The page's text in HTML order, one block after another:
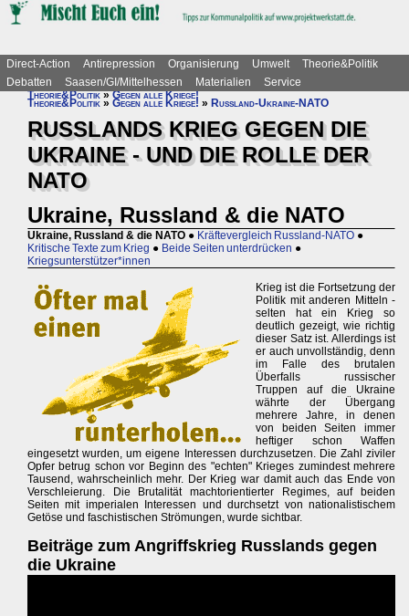
Direct-Action Antirepression Organisierung Umwelt
Theorie&Politik
Debatten
Saasen/GI/Mittelhessen Materialien
Service
Theorie&Politik»Gegen alle Kriege!
Theorie&Politik » Gegen alle Kriege! » Russland-Ukraine-NATO
RUSSLANDS KRIEG GEGEN DIE
UKRAINE - UND DIE ROLLE DER
NATO
Ukraine, Russland & die NATO
Ukraine, Russland & die NATO ● Kräftevergleich Russland-NATO ●
Kritische Texte zum Krieg ● Beide Seiten unterdrücken ●
Kriegsunterstützer*innen
Krieg ist die Fortsetzung der
Politik mit anderen Mitteln -
selten hat ein Krieg so
deutlich gezeigt, wie richtig
dieser Satz ist. Allerdings ist
er auch unvollständig, denn
im Falle des brutalen
Überfalls russischer
Truppen auf die Ukraine
währte der Übergang
mehrere Jahre, in denen
von beiden Seiten immer
heftiger schon Waffen
eingesetzt wurden, um eigene Interessen durchzusetzen. Die Zahl ziviler
Opfer betrug schon vor Beginn des "echten" Krieges zumindest mehrere
Tausend, wahrscheinlich mehr. Der Krieg war damit auch das Ende von
Verschleierung. Die Brutalität machtorientierter Regimes, auf beiden
Seiten mit imperialen Interessen und durchsetzt von nationalistischem
Getöse und faschistischen Strömungen, wurde sichtbar.
Beiträge zum Angriffskrieg Russlands gegen
die Ukraine